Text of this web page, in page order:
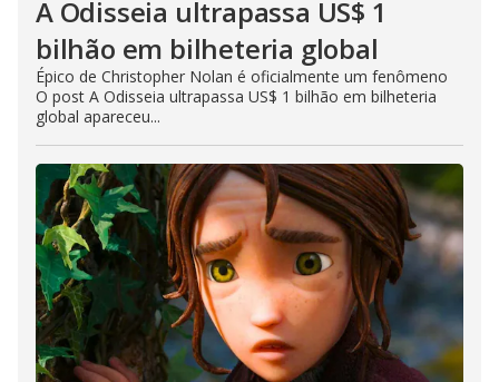
A Odisseia ultrapassa US$ 1
bilhão em bilheteria global
Épico de Christopher Nolan é oficialmente um fenômeno
O post A Odisseia ultrapassa US$ 1 bilhão em bilheteria
global apareceu...